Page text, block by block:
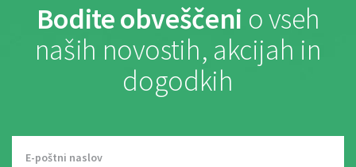
Bodite obveščeni o vseh
naših novostih, akcijah in
dogodkih